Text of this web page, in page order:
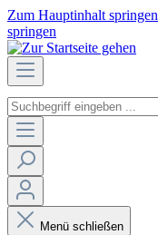
Zum Hauptinhalt springen
springen
Menü schließen